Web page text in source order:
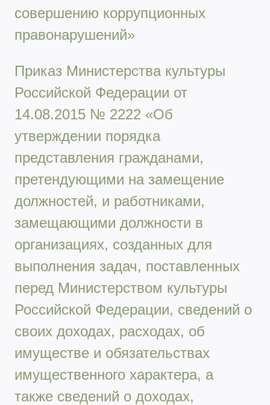
совершению коррупционных
правонарушений»
Приказ Министерства культуры
Российской Федерации от
14.08.2015 № 2222 «Об
утверждении порядка
представления гражданами,
претендующими на замещение
должностей, и работниками,
замещающими должности в
организациях, созданных для
выполнения задач, поставленных
перед Министерством культуры
Российской Федерации, сведений о
своих доходах, расходах, об
имуществе и обязательствах
имущественного характера, а
также сведений о доходах,